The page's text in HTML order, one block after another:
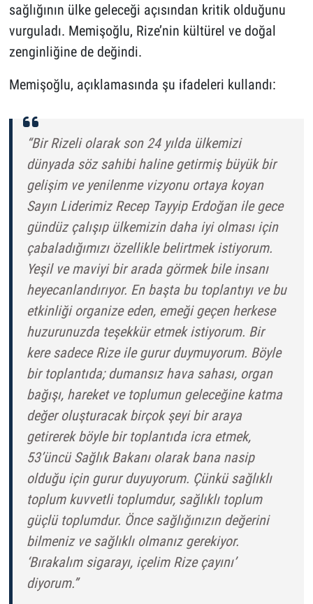
sağlığının ülke geleceği açısından kritik olduğunu
vurguladı. Memişoğlu, Rize’nin kültürel ve doğal
zenginliğine de değindi.
Memişoğlu, açıklamasında şu ifadeleri kullandı:
“Bir Rizeli olarak son 24 yılda ülkemizi
dünyada söz sahibi haline getirmiş büyük bir
gelişim ve yenilenme vizyonu ortaya koyan
Sayın Liderimiz Recep Tayyip Erdoğan ile gece
gündüz çalışıp ülkemizin daha iyi olması için
çabaladığımızı özellikle belirtmek istiyorum.
Yeşil ve maviyi bir arada görmek bile insanı
heyecanlandırıyor. En başta bu toplantıyı ve bu
etkinliği organize eden, emeği geçen herkese
huzurunuzda teşekkür etmek istiyorum. Bir
kere sadece Rize ile gurur duymuyorum. Böyle
bir toplantıda; dumansız hava sahası, organ
bağışı, hareket ve toplumun geleceğine katma
değer oluşturacak birçok şeyi bir araya
getirerek böyle bir toplantıda icra etmek,
53’üncü Sağlık Bakanı olarak bana nasip
olduğu için gurur duyuyorum. Çünkü sağlıklı
toplum kuvvetli toplumdur, sağlıklı toplum
güçlü toplumdur. Önce sağlığınızın değerini
bilmeniz ve sağlıklı olmanız gerekiyor.
‘Bırakalım sigarayı, içelim Rize çayını’
diyorum.”